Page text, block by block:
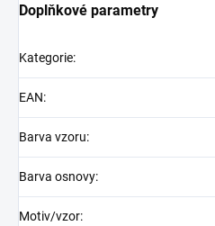
Doplňkové parametry
Kategorie:
EAN:
Barva vzoru:
Barva osnovy:
Motiv/vzor: